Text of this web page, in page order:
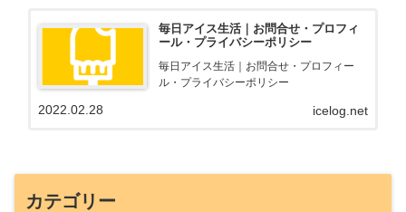
毎日アイス生活｜お問合せ・プロフィ
ール・プライバシーポリシー
毎日アイス生活｜お問合せ・プロフィー
ル・プライバシーポリシー
icelog.net
2022.02.28
カテゴリー